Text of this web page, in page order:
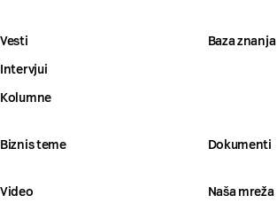
Vesti
Intervjui
Kolumne
Baza znanja
Biznis teme Dokumenti
Video Naša mreža